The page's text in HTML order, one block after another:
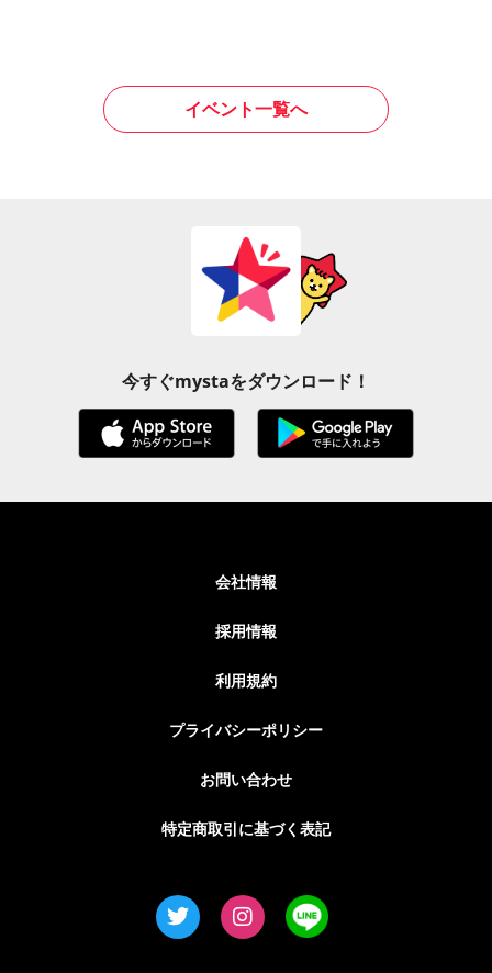
イベント一覧へ
今すぐmystaをダウンロード！
会社情報
採用情報
利用規約
プライバシーポリシー
お問い合わせ
特定商取引に基づく表記